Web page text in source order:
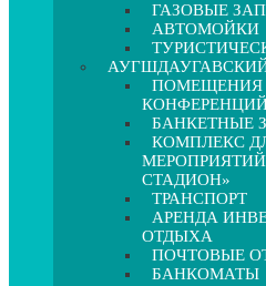
ГАЗОВЫЕ
АВТОМОЙКИ
ПОМЕЩЕНИЯ
БАНКЕТНЫЕ
КОМПЛЕКС
СТАДИОН»
ТРАНСПОРТ
АРЕНДА
ОТДЫХА
ПОЧТОВЫЕ
БАНКОМАТЫ